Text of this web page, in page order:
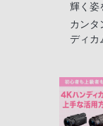
輝く姿
カンタ
ディカ